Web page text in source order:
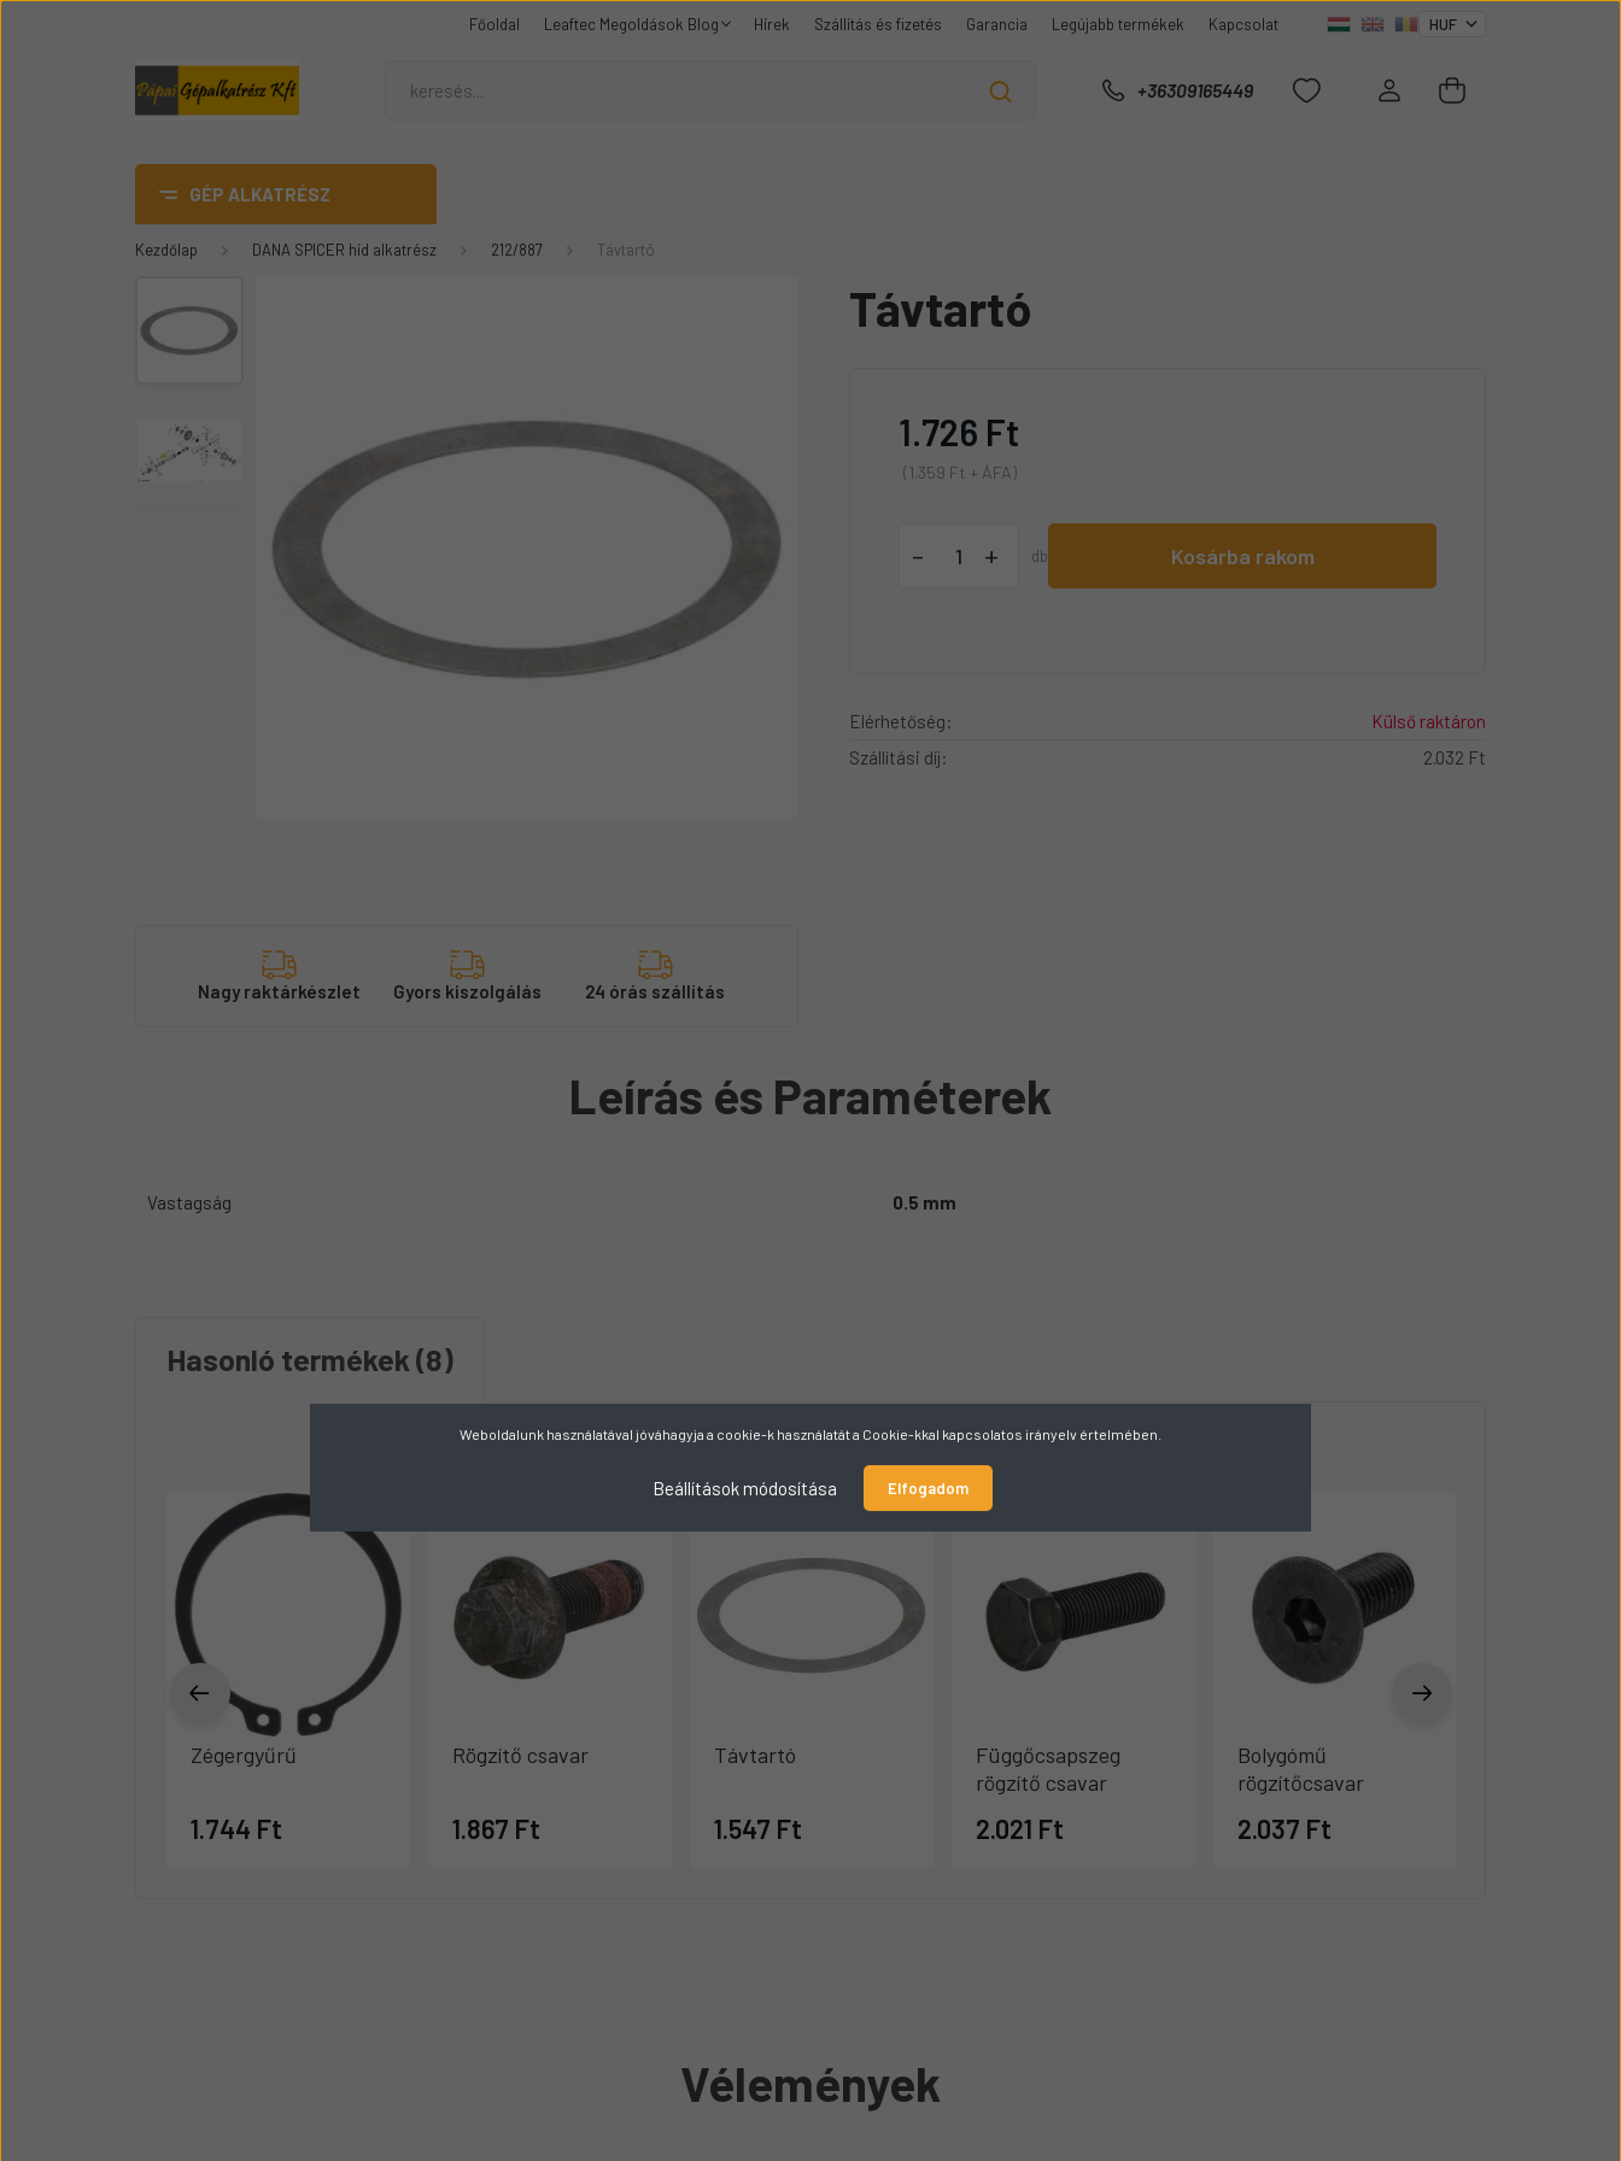
Főoldal Leaftec Megoldások Blog Hírek Szállítás és fizetés Garancia Legújabb termékek Kapcsolat
+36309165449
GÉP ALKATRÉSZ
AdBlue
DANA SPICER híd alkatrész
Gumiheveder
Épitőipari gépalkatrészek
Teleszkópos rakódó
Üzemanyag adagolók
Motor alkatrész
Kezdőlap DANA SPICER híd alkatrész 212/887 Távtartó
Nagy raktárkészlet Gyors kiszolgálás 24 órás szállítás
Távtartó
1.726 Ft
(1.359 Ft + ÁFA)
- + db Kosárba rakom
Elérhetőség:
Külső raktáron
Szállítási díj:
2.032 Ft
Leírás és Paraméterek
Vastagság 0.5 mm
Hasonló termékek 8
Zégergyűrű
1.744 Ft
Rögzítő csavar
1.867 Ft
Távtartó
1.547 Ft
Függőcsapszeg
rögzítő csavar
2.021 Ft
Bolygómű
rögzítőcsavar
2.037 Ft
Vélemények
Weboldalunk használatával jóváhagyja a cookie-k használatát a Cookie-kkal kapcsolatos irányelv értelmében.
Beállítások módosítása Elfogadom